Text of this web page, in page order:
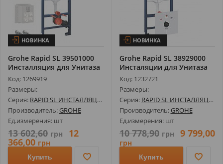
НОВИНКА
Grohe Rapid SL 39501000
Инсталляция для Унитаза
(Кно...
Код: 1269919
Размеры:
Серия: RAPID SL ИНСТАЛЛЯЦИИ И КОМПЛЕКТЫ
Производитель: GROHE
Ед.измерения: шт
13 602,60 грн 12
366,00 грн
Купить
НОВИНКА
Grohe Rapid SL 38929000
Инсталяции для Унитаза
4в1, ...
Код: 1232721
Размеры:
Серия: RAPID SL ИНСТАЛЛЯЦИИ И КОМПЛЕКТЫ
Производитель: GROHE
Ед.измерения: шт
10 778,90 грн 9 799,00
грн
Купить